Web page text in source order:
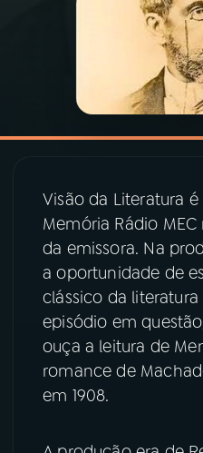
PROGRAMAÇÃO
PROGRAMAS
06VIDEOCASTS
07ÚLTIMAS
08PRÊMIO RÁDIO MEC
ACOMPANHE A RÁDIO MEC
Visão da Literatura
Memória Rádio
da emissora. Na
a oportunidade de
clássico da
episódio em
ouça a leitura de
romance de
em 1908.